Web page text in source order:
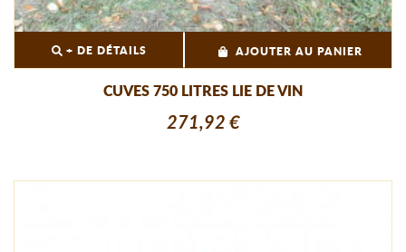
+ DE DÉTAILS AJOUTER AU PANIER
CUVES 750 LITRES LIE DE VIN
271,92 €